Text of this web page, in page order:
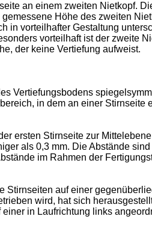
an einem zweiten Nietkopf.
Höhe des zweiten
in vorteilhafter Gestaltung
vorteilhaft ist der zweite
der keine Vertiefung aufweist.
Vertiefungsbodens
in dem an einer Stirnseite
ersten Stirnseite zur
als 0,3 mm. Die Abstände
im Rahmen der
auf einer
wird, hat sich
in Laufrichtung links